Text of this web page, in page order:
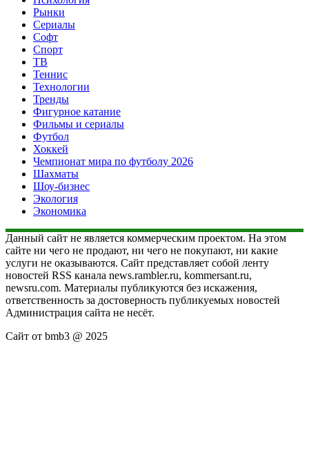
Рынки
Сериалы
Софт
Спорт
ТВ
Теннис
Технологии
Тренды
Фигурное катание
Фильмы и сериалы
Футбол
Хоккей
Чемпионат мира по футболу 2026
Шахматы
Шоу-бизнес
Экология
Экономика
Данный сайт не является коммерческим проектом. На этом
сайте ни чего не продают, ни чего не покупают, ни какие
услуги не оказываются. Сайт представляет собой ленту
новостей RSS канала news.rambler.ru, kommersant.ru,
newsru.com. Материалы публикуются без искажения,
ответственность за достоверность публикуемых новостей
Администрация сайта не несёт.
Сайт от bmb3 @ 2025